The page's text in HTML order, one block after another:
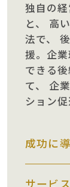
独自の
と、
高
法で、
援。企業
できる
て、
企
ション
成功に
サービ